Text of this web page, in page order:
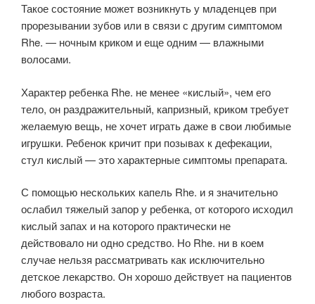
Такое состояние может возникнуть у младенцев при
прорезывании зубов или в связи с другим симптомом
Rhe. — ночным криком и еще одним — влажными
волосами.
Характер ребенка Rhe. не менее «кислый», чем его
тело, он раздражительный, капризный, криком требует
желаемую вещь, не хочет играть даже в свои любимые
игрушки. Ребенок кричит при позывах к дефекации,
стул кислый — это характерные симптомы препарата.
С помощью нескольких капель Rhe. и я значительно
ослабил тяжелый запор у ребенка, от которого исходил
кислый запах и на которого практически не
действовало ни одно средство. Но Rhe. ни в коем
случае нельзя рассматривать как исключительно
детское лекарство. Он хорошо действует на пациентов
любого возраста.